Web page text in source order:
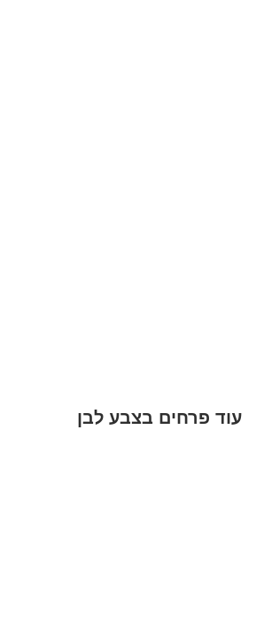
עוד פרחים בצבע לבן